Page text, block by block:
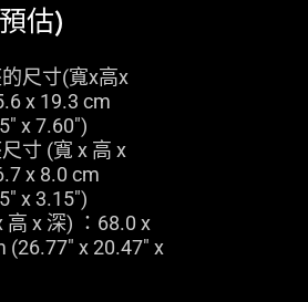
估)
尺寸(寬x高x
x 19.3 cm
x 7.60")
寸 (寬 x 高 x
x 8.0 cm
x 3.15")
高 x 深) ：68.0 x
(26.77" x 20.47" x